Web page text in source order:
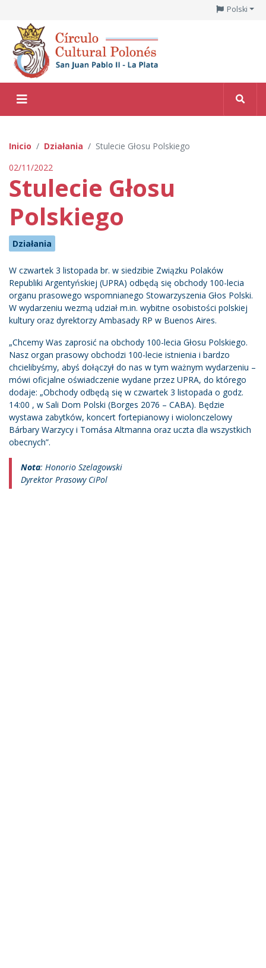
Polski
Inicio Działania
Stulecie Głosu Polskiego
02/11/2022
Stulecie Głosu
Polskiego
Działania
W czwartek 3 listopada br. w siedzibie Związku Polaków
Republiki Argentyńskiej (UPRA) odbędą się obchody 100-lecia
organu prasowego wspomnianego Stowarzyszenia Głos Polski.
W wydarzeniu wezmą udział m.in. wybitne osobistości polskiej
kultury oraz dyrektorzy Ambasady RP w Buenos Aires.
„Chcemy Was zaprosić na obchody 100-lecia Głosu Polskiego.
Nasz organ prasowy obchodzi 100-lecie istnienia i bardzo
chcielibyśmy, abyś dołączył do nas w tym ważnym wydarzeniu –
mówi oficjalne oświadczenie wydane przez UPRA, do którego
dodaje: „Obchody odbędą się w czwartek 3 listopada o godz.
14:00 , w Sali Dom Polski (Borges 2076 – CABA). Będzie
wystawa zabytków, koncert fortepianowy i wiolonczelowy
Bárbary Warzycy i Tomása Altmanna oraz uczta dla wszystkich
obecnych”.
Nota: Honorio Szelagowski
Dyrektor Prasowy CiPol